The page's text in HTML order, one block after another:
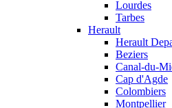
Lourdes
Tarbes
Herault
Herault
Beziers
Canal-du-
Cap d'Agde
Colombiers
Montpellier